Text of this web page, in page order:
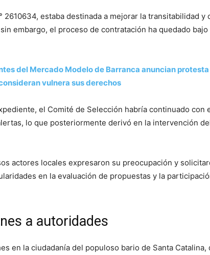
2610634, estaba destinada a mejorar la transitabilidad y
embargo, el proceso de contratación ha quedado bajo
del Mercado Modelo de Barranca anuncian protesta
vulnera sus derechos
el Comité de Selección habría continuado con
lo que posteriormente derivó en la intervención
actores locales expresaron su preocupación y
en la evaluación de propuestas y la
a autoridades
en la ciudadanía del populoso bario de Santa Catalina,